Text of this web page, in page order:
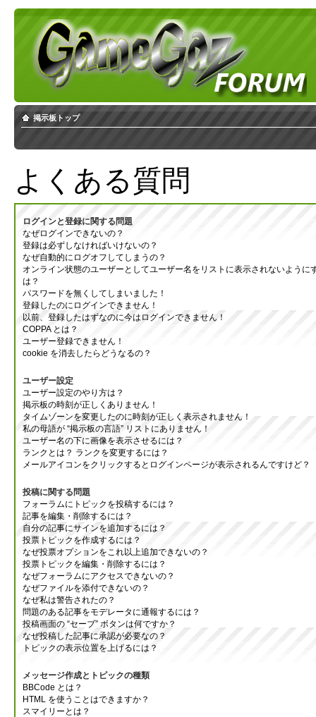
掲示板トップ
よくある質問
ログインと登録に関する問題
なぜログインできないの？
登録は必ずしなければいけないの？
なぜ自動的にログオフしてしまうの？
オンライン状態のユーザーとしてユーザー名をリストに表示されないように
は？
パスワードを無くしてしまいました！
登録したのにログインできません！
以前、登録したはずなのに今はログインできません！
COPPA とは？
ユーザー登録できません！
cookie を消去したらどうなるの？
ユーザー設定
ユーザー設定のやり方は？
掲示板の時刻が正しくありません！
タイムゾーンを変更したのに時刻が正しく表示されません！
私の母語が “掲示板の言語” リストにありません！
ユーザー名の下に画像を表示させるには？
ランクとは？ ランクを変更するには？
メールアイコンをクリックするとログインページが表示されるんですけど？
投稿に関する問題
フォーラムにトピックを投稿するには？
記事を編集・削除するには？
自分の記事にサインを追加するには？
投票トピックを作成するには？
なぜ投票オプションをこれ以上追加できないの？
投票トピックを編集・削除するには？
なぜフォーラムにアクセスできないの？
なぜファイルを添付できないの？
なぜ私は警告されたの？
問題のある記事をモデレータに通報するには？
投稿画面の “セーブ” ボタンは何ですか？
なぜ投稿した記事に承認が必要なの？
トピックの表示位置を上げるには？
メッセージ作成とトピックの種類
BBCode とは？
HTML を使うことはできますか？
スマイリーとは？